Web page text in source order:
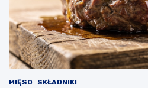
MIĘSO SKŁADNIKI